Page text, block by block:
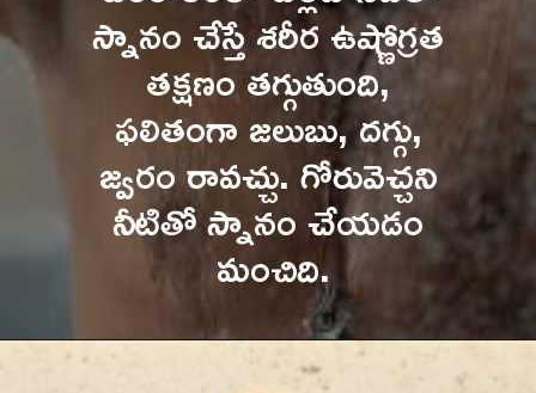
చలికాలంలో చల్లటి నీటితో
స్నానం చేస్తే శరీర ఉష్ణోగ్రత
తక్షణం తగ్గుతుంది,
ఫలితంగా జలుబు, దగ్గు,
జ్వరం రావచ్చు. గోరువెచ్చని
నీటితో స్నానం చేయడం
మంచిది.